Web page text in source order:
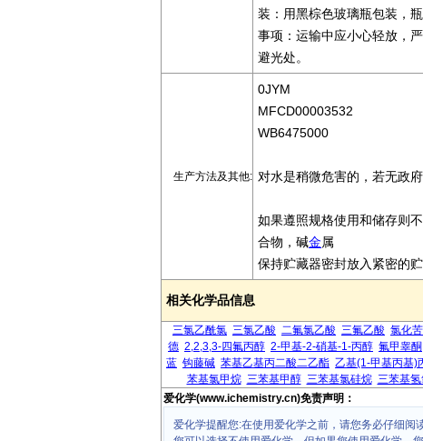
装：用黑棕色玻璃瓶包装，
事项：运输中应小心轻放，
避光处。
生产方法及其他:
0JYM
MFCD00003532
WB6475000
对水是稍微危害的，若无政
如果遵照规格使用和储存则
合物，碱金属
保持贮藏器密封放入紧密的
相关化学品信息
三氯乙酰氯 三氯乙酸 二氟氯乙酸 三氟乙酸 氯化苦
德 2,2,3,3-四氟丙醇 2-甲基-2-硝基-1-丙醇 氟甲睾酮
蓝 钩藤碱 苯基乙基丙二酸二乙酯 乙基(1-甲基丙基)
苯基氯甲烷 三苯基甲醇 三苯基氯硅烷 三苯基
爱化学(www.ichemistry.cn)免责声明：
爱化学提醒您:在使用爱化学之前，请您务必仔细阅